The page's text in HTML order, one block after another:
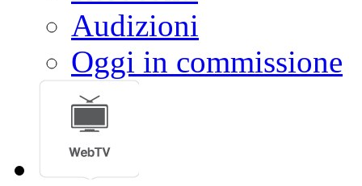
Audizioni
Oggi in commissione